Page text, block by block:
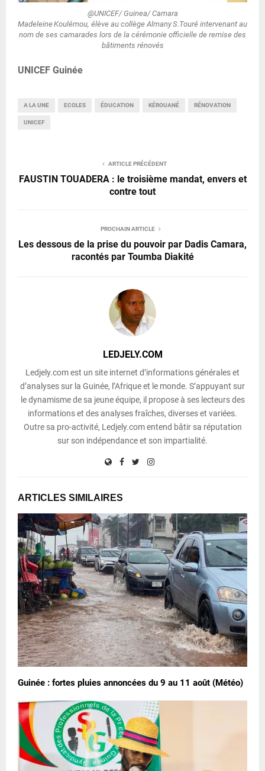
@UNICEF/ Guinea/ Camara
Madeleine Koulémou, élève au collège Almany S.Touré intervenant au
nom de ses camarades lors de la cérémonie officielle de remise des
bâtiments rénovés
UNICEF Guinée
A LA UNE ECOLES ÉDUCATION KÉROUANÉ RÉNOVATION
UNICEF
ARTICLE PRÉCÉDENT
FAUSTIN TOUADERA : le troisième mandat, envers et
contre tout
PROCHAIN ARTICLE
Les dessous de la prise du pouvoir par Dadis Camara,
racontés par Toumba Diakité
LEDJELY.COM
Ledjely.com est un site internet d’informations générales et
d’analyses sur la Guinée, l’Afrique et le monde. S’appuyant sur
le dynamisme de sa jeune équipe, il propose à ses lecteurs des
informations et des analyses fraîches, diverses et variées.
Outre sa pro-activité, Ledjely.com entend bâtir sa réputation
sur son indépendance et son impartialité.
ARTICLES SIMILAIRES
Guinée : fortes pluies annoncées du 9 au 11 août (Météo)